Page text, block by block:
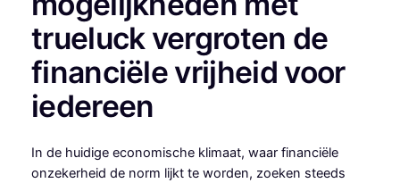
trueluck vergroten de
financiële vrijheid voor
iedereen
In de huidige economische klimaat, waar financiële
onzekerheid de norm lijkt te worden, zoeken steeds